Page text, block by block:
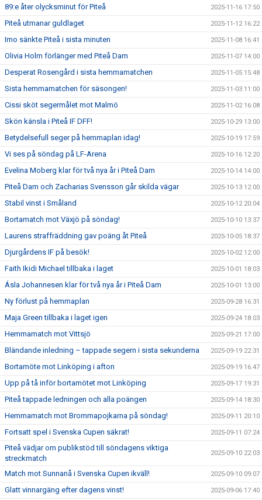
89:e åter olycksminut för Piteå 2025-11-16 17:50
Piteå utmanar guldlaget 2025-11-12 16:22
Imo sänkte Piteå i sista minuten 2025-11-08 16:41
Olivia Holm förlänger med Piteå Dam 2025-11-07 14:00
Desperat Rosengård i sista hemmamatchen 2025-11-05 15:48
Sista hemmamatchen för säsongen! 2025-11-03 11:00
Cissi sköt segermålet mot Malmö 2025-11-02 16:08
Skön känsla i Piteå IF DFF! 2025-10-29 13:00
Betydelsefull seger på hemmaplan idag! 2025-10-19 17:59
Vi ses på söndag på LF-Arena 2025-10-16 12:20
Evelina Moberg klar för två nya år i Piteå Dam 2025-10-14 14:00
Piteå Dam och Zacharias Svensson går skilda vägar 2025-10-13 12:00
Stabil vinst i Småland 2025-10-12 20:04
Bortamatch mot Växjö på söndag! 2025-10-10 13:37
Laurens straffräddning gav poäng åt Piteå 2025-10-05 18:37
Djurgårdens IF på besök! 2025-10-02 12:00
Faith Ikidi Michael tillbaka i laget 2025-10-01 18:03
Ásla Johannesen klar för två nya år i Piteå Dam 2025-10-01 13:00
Ny förlust på hemmaplan 2025-09-28 16:31
Maja Green tillbaka i laget igen 2025-09-24 18:03
Hemmamatch mot Vittsjö 2025-09-21 17:00
Bländande inledning – tappade segern i sista sekunderna 2025-09-19 22:31
Bortamöte mot Linköping i afton 2025-09-19 16:47
Upp på tå inför bortamötet mot Linköping 2025-09-17 19:31
Piteå tappade ledningen och alla poängen 2025-09-14 18:30
Hemmamatch mot Brommapojkarna på söndag! 2025-09-11 20:10
Fortsatt spel i Svenska Cupen säkrat! 2025-09-11 07:24
Piteå vädjar om publikstöd till söndagens viktiga
streckmatch
2025-09-10 22:03
Match mot Sunnanå i Svenska Cupen ikväll! 2025-09-10 09:07
Glatt vinnargäng efter dagens vinst! 2025-09-06 17:40